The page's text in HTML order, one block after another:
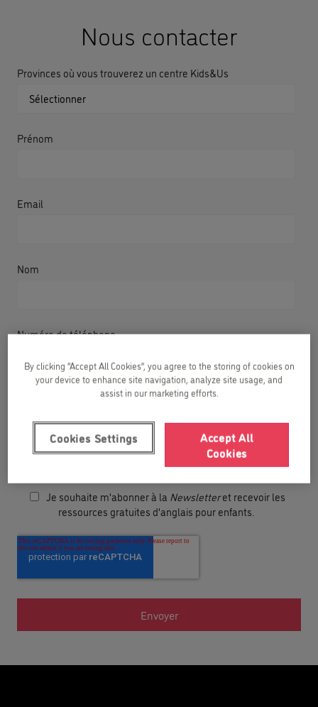
Nous contacter
Provinces où vous trouverez un centre Kids&Us
Prénom
Email
Nom
Numéro de téléphone
Année de naissance de votre enfant
politique de confidentialité.
Je souhaite m'abonner à la Newsletteret recevoir les
ressources gratuites d'anglais pour enfants.
By clicking “Accept All Cookies”, you agree to the storing of cookies on
your device to enhance site navigation, analyze site usage, and
assist in our marketing efforts.
Accept All
Cookies
Cookies Settings